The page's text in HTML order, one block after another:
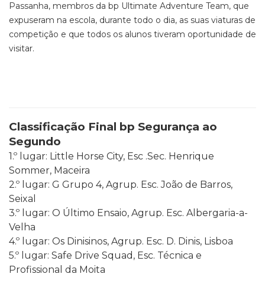
Passanha, membros da bp Ultimate Adventure Team, que
expuseram na escola, durante todo o dia, as suas viaturas de
competição e que todos os alunos tiveram oportunidade de
visitar.
Classificação Final bp Segurança ao
Segundo
1.º lugar: Little Horse City, Esc .Sec. Henrique
Sommer, Maceira
2.º lugar: G Grupo 4, Agrup. Esc. João de Barros,
Seixal
3.º lugar: O Último Ensaio, Agrup. Esc. Albergaria-a-
Velha
4.º lugar: Os Dinisinos, Agrup. Esc. D. Dinis, Lisboa
5.º lugar: Safe Drive Squad, Esc. Técnica e
Profissional da Moita